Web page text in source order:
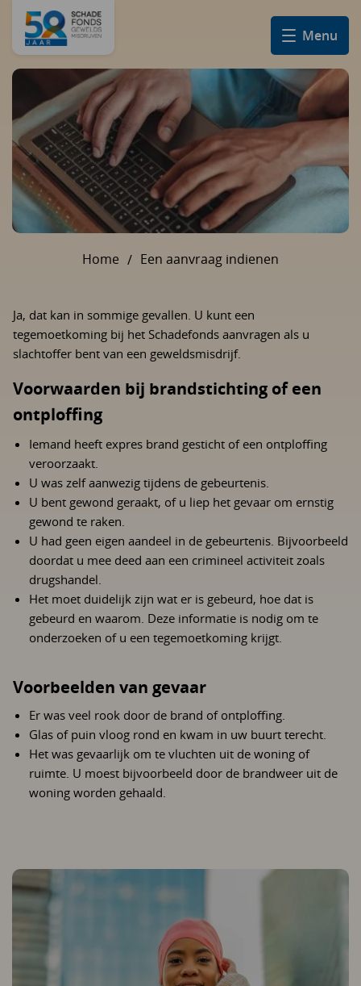
Menu
U bent hier:
Home Een aanvraag indienen
Ja, dat kan in sommige gevallen. U kunt een
tegemoetkoming bij het Schadefonds aanvragen als u
slachtoffer bent van een geweldsmisdrijf.
Voorwaarden bij brandstichting of een
ontploffing
Iemand heeft expres brand gesticht of een ontploffing
veroorzaakt.
U was zelf aanwezig tijdens de gebeurtenis.
U bent gewond geraakt, of u liep het gevaar om ernstig
gewond te raken.
U had geen eigen aandeel in de gebeurtenis. Bijvoorbeeld
doordat u mee deed aan een crimineel activiteit zoals
drugshandel.
Het moet duidelijk zijn wat er is gebeurd, hoe dat is
gebeurd en waarom. Deze informatie is nodig om te
onderzoeken of u een tegemoetkoming krijgt.
Voorbeelden van gevaar
Er was veel rook door de brand of ontploffing.
Glas of puin vloog rond en kwam in uw buurt terecht.
Het was gevaarlijk om te vluchten uit de woning of
ruimte. U moest bijvoorbeeld door de brandweer uit de
woning worden gehaald.